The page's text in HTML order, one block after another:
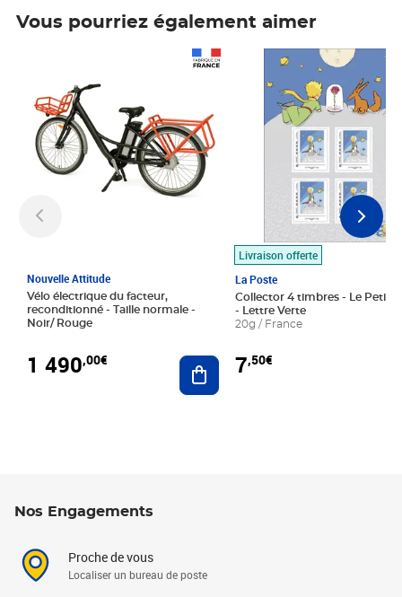
Vous pourriez également aimer
Nouvelle Attitude
Vélo électrique du facteur,
reconditionné - Taille normale -
Noir/ Rouge
1 490,00€ Ajouter au panier
Livraison offerte
La Poste
Collector 4 timbres - Le Petit
- Lettre Verte
20g / France
7,50€
Prix 7,50€
Nos Engagements
Proche de vous
Localiser un bureau de poste